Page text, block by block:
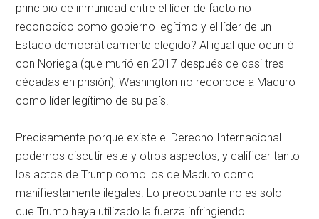
principio de inmunidad entre el líder de facto no
reconocido como gobierno legítimo y el líder de un
Estado democráticamente elegido? Al igual que ocurrió
con Noriega (que murió en 2017 después de casi tres
décadas en prisión), Washington no reconoce a Maduro
como líder legítimo de su país.
Precisamente porque existe el Derecho Internacional
podemos discutir este y otros aspectos, y calificar tanto
los actos de Trump como los de Maduro como
manifiestamente ilegales. Lo preocupante no es solo
que Trump haya utilizado la fuerza infringiendo